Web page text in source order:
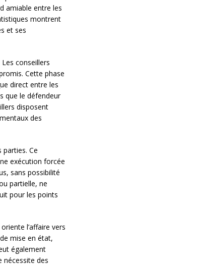
amiable entre les
montrent
et ses
conseillers
Cette phase
direct entre les
que le défendeur
disposent
des
parties. Ce
exécution forcée
sans possibilité
partielle, ne
pour les points
l’affaire vers
mise en état,
également
nécessite des